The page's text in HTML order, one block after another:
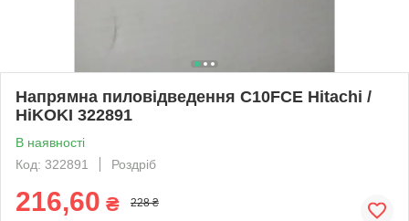
Напрямна пиловідведення C10FCE Hitachi /
HiKOKI 322891
В наявності
Код: 322891
Роздріб
216,60 ₴ 228 ₴